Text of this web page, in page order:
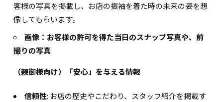
客様の写真を掲載し、お店の振袖を着た時の未来の姿を想
像してもらいます。
画像：お客様の許可を得た当日のスナップ写真や、前
撮りの写真
（親御様向け）「安心」を与える情報
信頼性: お店の歴史やこだわり、スタッフ紹介を掲載す